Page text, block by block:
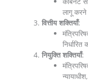
लागू करने
वित्तीय शक्तियाँ:
नियुक्ति शक्तियाँ: